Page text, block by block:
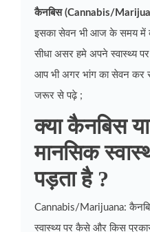
कैनबिस (Cannabis/
इसका सेवन भी आज के समय में
सीधा असर हमे अपने स्वास्थ्य
आप भी अगर भांग का सेवन कर
जरूर से पढ़े ;
क्या कैनबिस
मानसिक
पड़ता है ?
Cannabis/Marijuana:
स्वास्थ्य पर कैसे और किस